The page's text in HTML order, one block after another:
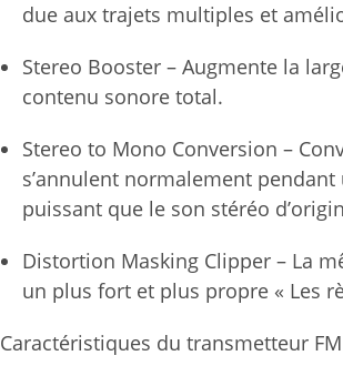
due aux trajets multiples et
Stereo Booster – Augmente la
contenu sonore total.
Stereo to Mono Conversion –
s’annulent normalement
puissant que le son stéréo
Distortion Masking Clipper – La
un plus fort et plus propre « Les
Caractéristiques du transmetteur FM